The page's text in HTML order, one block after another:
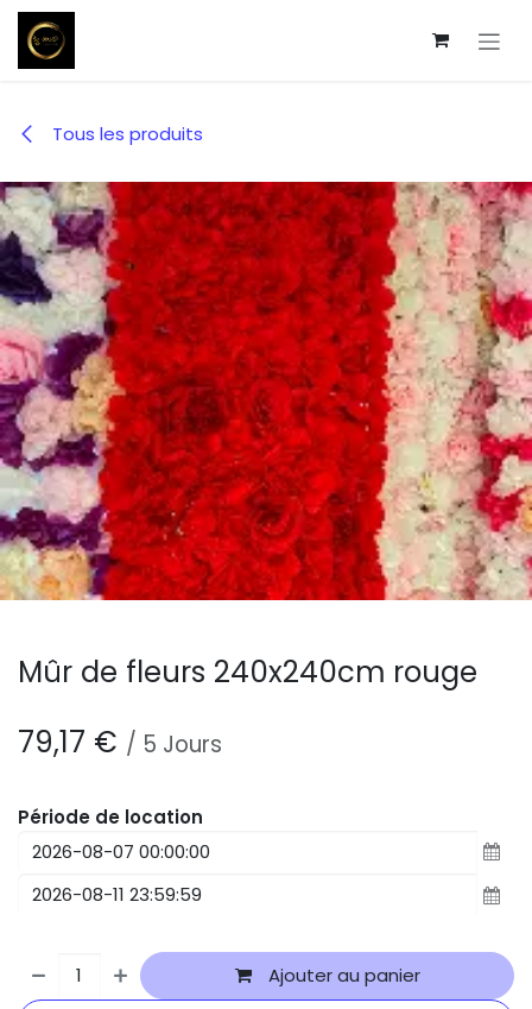
Se rendre au contenu
Tous les produits
Mûr de fleurs 240x240cm rouge
79,17 € / 5 Jours
Période de location
Ajouter au panier